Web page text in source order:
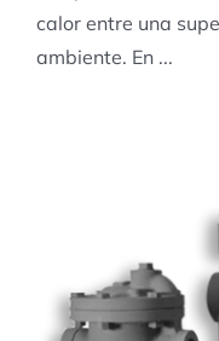
calor entre una
ambiente. En ...